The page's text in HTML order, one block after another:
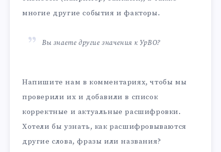
многие другие события и факторы.
Вы знаете другие значения к УрВО?
Напишите нам в комментариях, чтобы мы
проверили их и добавили в список
корректные и актуальные расшифровки.
Хотели бы узнать, как расшифровываются
другие слова, фразы или названия?